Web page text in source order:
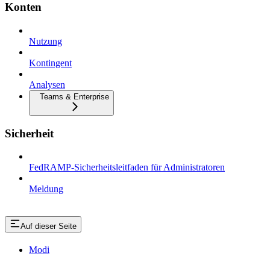
Konten
Nutzung
Kontingent
Analysen
Teams & Enterprise
Sicherheit
FedRAMP-Sicherheitsleitfaden für Administratoren
Meldung
Auf dieser Seite
Modi